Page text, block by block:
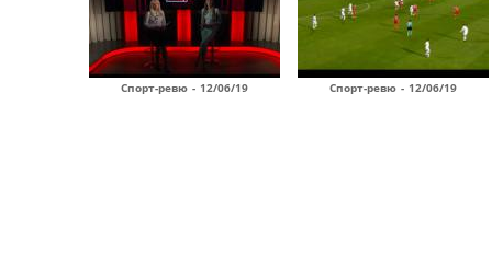
Спорт-ревю - 12/06/19 Спорт-ревю - 12/06/19